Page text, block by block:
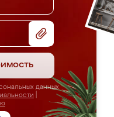
данных